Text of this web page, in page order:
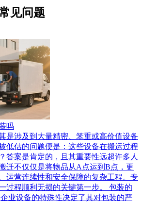
见问题
吗
是涉及到大量精密、笨重或高价值设备
低估的问题便是：这些设备在搬运过程
答案是肯定的，且其重要性远超许多人
迁不仅仅是将物品从A点运到B点，更
运营连续性和安全保障的复杂工程。专
过程顺利无损的关键第一步。 包装的
业设备的特殊性决定了其对包装的严